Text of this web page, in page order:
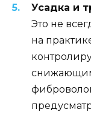
Усадка и
Это не
на